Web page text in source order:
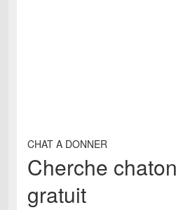
CHAT A DONNER
Cherche
gratuit